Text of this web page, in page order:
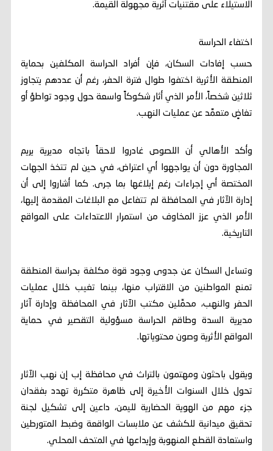
الاستيلاء على مقتنيات أثرية مجهولة القيمة.
اختفاء الحراسة
حسب إفادات السكان، فإن أفراد الحراسة المكلفين بحماية
المنطقة الأثرية اختفوا طوال فترة الحفر، رغم أن عددهم يتجاوز
ثلاثين شخصاً، الأمر الذي أثار شكوكاً واسعة حول وجود تواطؤ أو
تغاضٍ متعمَّد عن عمليات النهب.
وأكد الأهالي أن اللصوص غادروا لاحقاً باتجاه مديرية يريم
المجاورة دون أن يواجهوا أي اعتراض، في حين لم تتخذ الجهات
المختصة أي إجراءات رغم إبلاغها بما جرى. كما أشاروا إلى أن
إدارة الآثار في المحافظة لم تتفاعل مع البلاغات المقدمة إليها،
الأمر الذي عزز المخاوف من استمرار الاعتداءات على المواقع
التاريخية.
وتساءل السكان عن جدوى وجود قوة مكلفة بحراسة المنطقة
تمنع المواطنين من الاقتراب منها، بينما تغيب خلال عمليات
الحفر والنهب، محمِّلين مكتب الآثار في المحافظة وإدارة آثار
مديرية السدة وطاقم الحراسة مسؤولية التقصير في حماية
المواقع الأثرية وصون محتوياتها.
ويقول باحثون ومهتمون بالتراث في محافظة إب إن نهب الآثار
تحول خلال السنوات الأخيرة إلى ظاهرة متكررة تهدد بفقدان
جزء مهم من الهوية الحضارية لليمن، داعين إلى تشكيل لجنة
تحقيق ميدانية للكشف عن ملابسات الواقعة وضبط المتورطين
واستعادة القطع المنهوبة وإيداعها في المتحف المحلي.